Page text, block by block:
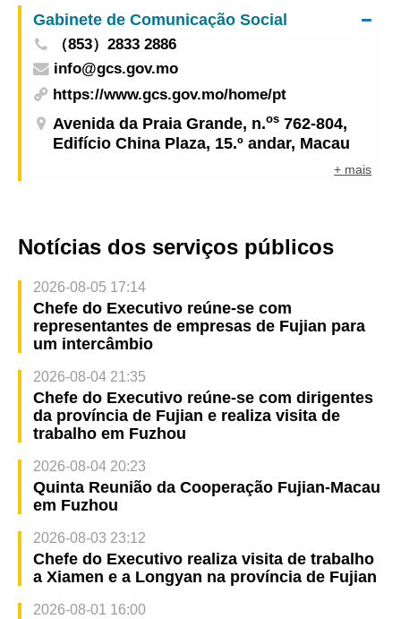
Gabinete de Comunicação Social
（853）2833 2886
info@gcs.gov.mo
https://www.gcs.gov.mo/home/pt
Avenida da Praia Grande, n.os 762-804,
Edifício China Plaza, 15.º andar, Macau
+ mais
Notícias dos serviços públicos
2026-08-05 17:14
Chefe do Executivo reúne-se com
representantes de empresas de Fujian para
um intercâmbio
2026-08-04 21:35
Chefe do Executivo reúne-se com dirigentes
da província de Fujian e realiza visita de
trabalho em Fuzhou
2026-08-04 20:23
Quinta Reunião da Cooperação Fujian-Macau
em Fuzhou
2026-08-03 23:12
Chefe do Executivo realiza visita de trabalho
a Xiamen e a Longyan na província de Fujian
2026-08-01 16:00